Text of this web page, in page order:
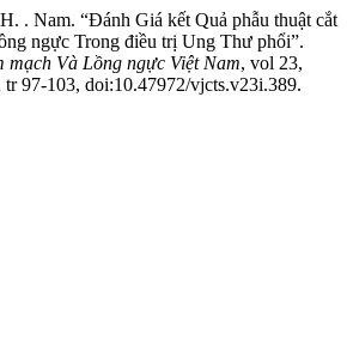
. Nam. “Đánh Giá kết Quả phẫu thuật cắt
ngực Trong điều trị Ung Thư phổi”.
mạch Và Lồng ngực Việt Nam, vol 23,
97-103, doi:10.47972/vjcts.v23i.389.